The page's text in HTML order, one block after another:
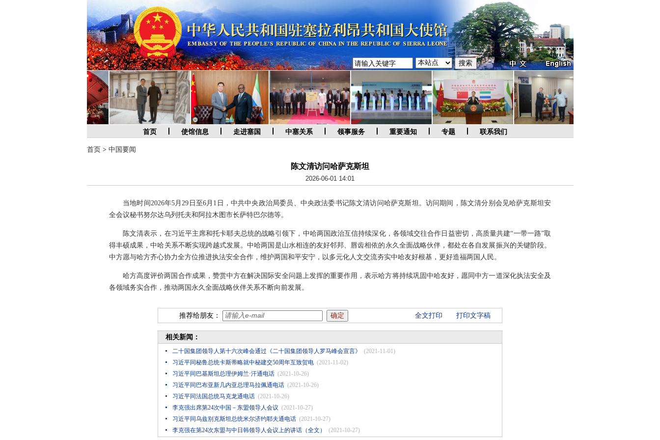
首页 使馆信息 走进塞国 中塞关系 领事服务 重要通知 专题 联系我们
首页 > 中国要闻
陈文清访问哈萨克斯坦
2026-06-01 14:01
当地时间2026年5月29日至6月1日，中共中央政治局委员、中央政法委书记陈文清访问哈萨克斯坦。访问期间，陈文清分别会见哈萨克斯坦安
全会议秘书努尔达乌列托夫和阿拉木图市长萨特巴尔德等。
陈文清表示，在习近平主席和托卡耶夫总统的战略引领下，中哈两国政治互信持续深化，各领域交往合作日益密切，高质量共建“一带一路”取
得丰硕成果，中哈关系不断实现跨越式发展。中哈两国是山水相连的友好邻邦、唇齿相依的永久全面战略伙伴，都处在各自发展振兴的关键阶段。
中方愿与哈方齐心协力全方位推进执法安全合作，维护两国和平安宁，以多元化人文交流夯实中哈友好根基，更好造福两国人民。
哈方高度评价两国合作成果，赞赏中方在解决国际安全问题上发挥的重要作用，表示哈方将持续巩固中哈友好，愿同中方一道深化执法安全及
各领域务实合作，推动两国永久全面战略伙伴关系不断向前发展。
推荐给朋友： 全文打印 打印文字稿
相关新闻：
二十国集团领导人第十六次峰会通过《二十国集团领导人罗马峰会宣言》
(2021-11-01)
习近平同秘鲁总统卡斯蒂略就中秘建交50周年互致贺电 (2021-11-02)
习近平同巴基斯坦总理伊姆兰·汗通电话 (2021-10-26)
习近平同巴布亚新几内亚总理马拉佩通电话 (2021-10-26)
习近平同法国总统马克龙通电话 (2021-10-26)
李克强出席第24次中国－东盟领导人会议 (2021-10-27)
习近平同乌兹别克斯坦总统米尔济约耶夫通电话 (2021-10-27)
李克强在第24次东盟与中日韩领导人会议上的讲话（全文）
(2021-10-27)